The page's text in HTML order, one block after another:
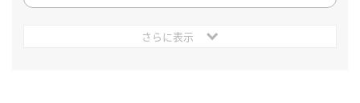
さらに表示